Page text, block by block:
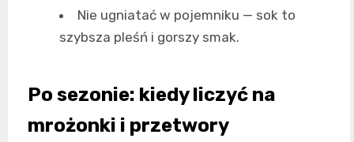
Nie ugniatać w pojemniku — sok to
szybsza pleśń i gorszy smak.
Po sezonie: kiedy liczyć na
mrożonki i przetwory